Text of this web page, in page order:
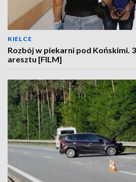
KIELCE
Rozbój w piekarni pod Końskimi.
aresztu [FILM]